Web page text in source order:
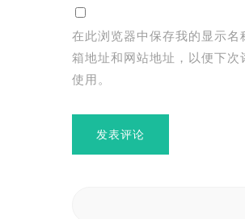
在此浏览器中保存我的显示名
箱地址和网站地址，以便下次
使用。